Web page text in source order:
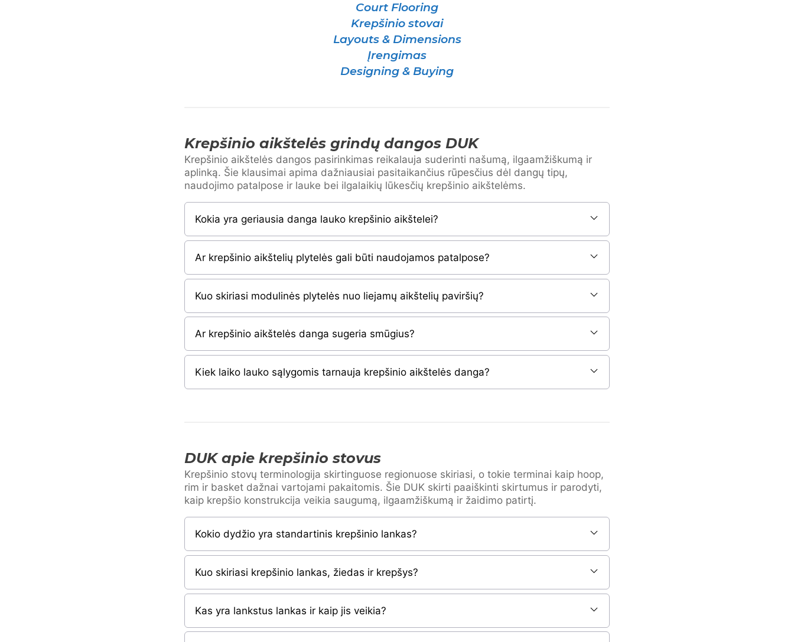
Court Flooring
Krepšinio stovai
Layouts & Dimensions
Įrengimas
Designing & Buying
Krepšinio aikštelės grindų dangos DUK
Krepšinio aikštelės dangos pasirinkimas reikalauja suderinti našumą, ilgaamžiškumą ir
aplinką. Šie klausimai apima dažniausiai pasitaikančius rūpesčius dėl dangų tipų,
naudojimo patalpose ir lauke bei ilgalaikių lūkesčių krepšinio aikštelėms.
Kokia yra geriausia danga lauko krepšinio aikštelei?
Ar krepšinio aikštelių plytelės gali būti naudojamos patalpose?
Kuo skiriasi modulinės plytelės nuo liejamų aikštelių paviršių?
Ar krepšinio aikštelės danga sugeria smūgius?
Kiek laiko lauko sąlygomis tarnauja krepšinio aikštelės danga?
DUK apie krepšinio stovus
Krepšinio stovų terminologija skirtinguose regionuose skiriasi, o tokie terminai kaip hoop,
rim ir basket dažnai vartojami pakaitomis. Šie DUK skirti paaiškinti skirtumus ir parodyti,
kaip krepšio konstrukcija veikia saugumą, ilgaamžiškumą ir žaidimo patirtį.
Kokio dydžio yra standartinis krepšinio lankas?
Kuo skiriasi krepšinio lankas, žiedas ir krepšys?
Kas yra lankstus lankas ir kaip jis veikia?